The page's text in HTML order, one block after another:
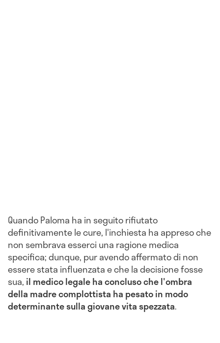
Quando Paloma ha in seguito rifiutato
definitivamente le cure, l'inchiesta ha appreso che
non sembrava esserci una ragione medica
specifica; dunque, pur avendo affermato di non
essere stata influenzata e che la decisione fosse
sua, il medico legale ha concluso che l'ombra
della madre complottista ha pesato in modo
determinante sulla giovane vita spezzata.